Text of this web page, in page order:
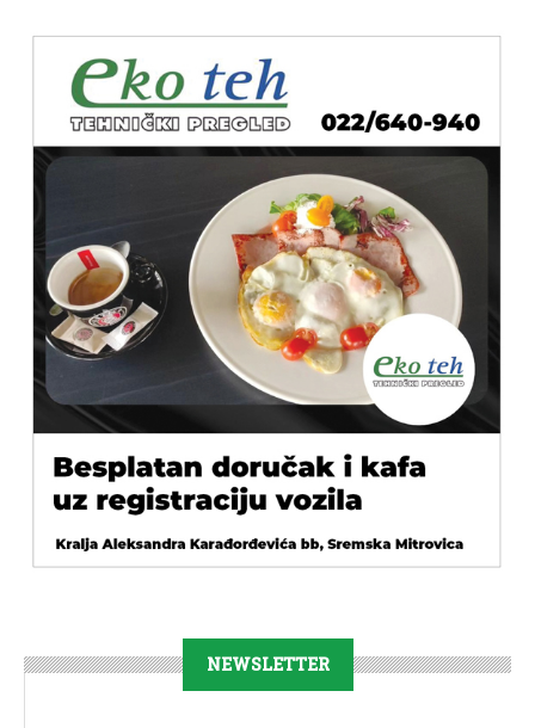
NEWSLETTER